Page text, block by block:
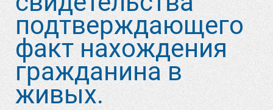
подтверждающего
факт нахождения
гражданина в
живых.